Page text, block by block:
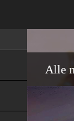
Alle
NEW